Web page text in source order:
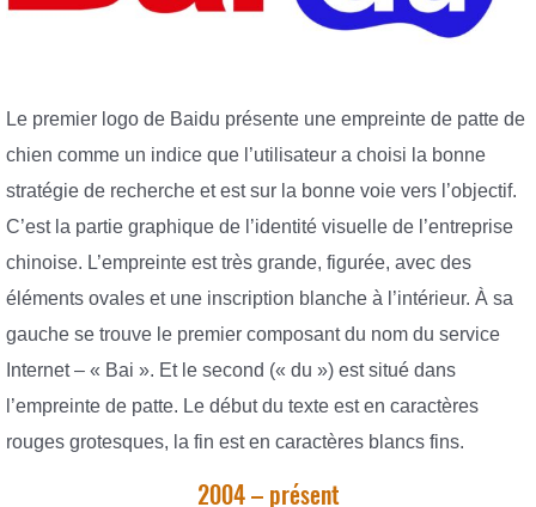
Le premier logo de Baidu présente une empreinte de patte de
chien comme un indice que l’utilisateur a choisi la bonne
stratégie de recherche et est sur la bonne voie vers l’objectif.
C’est la partie graphique de l’identité visuelle de l’entreprise
chinoise. L’empreinte est très grande, figurée, avec des
éléments ovales et une inscription blanche à l’intérieur. À sa
gauche se trouve le premier composant du nom du service
Internet – « Bai ». Et le second (« du ») est situé dans
l’empreinte de patte. Le début du texte est en caractères
rouges grotesques, la fin est en caractères blancs fins.
2004 – présent